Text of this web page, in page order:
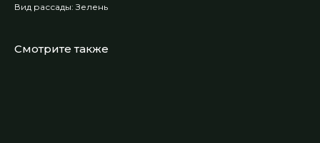
Вид рассады: Зелень
Смотрите также